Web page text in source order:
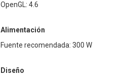
OpenGL: 4.6
Alimentación
Fuente recomendada: 300 W
Diseño